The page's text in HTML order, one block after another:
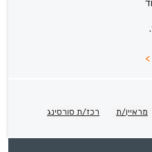
>
מראיין/ת רכז/ת סורסינג